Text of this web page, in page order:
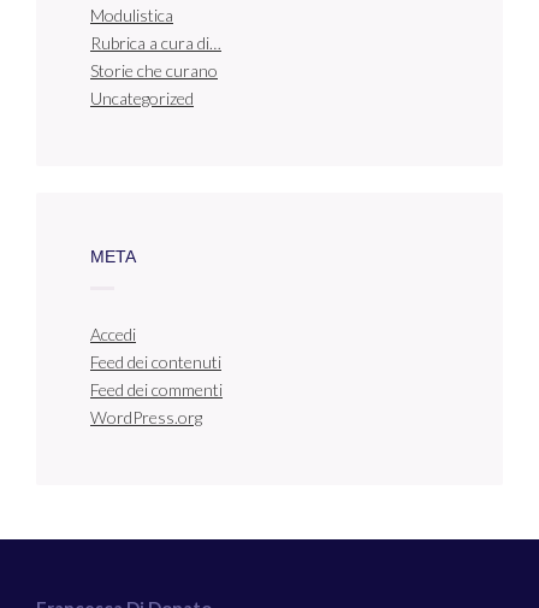
Modulistica
Rubrica a cura di…
Storie che curano
Uncategorized
META
Accedi
Feed dei contenuti
Feed dei commenti
WordPress.org